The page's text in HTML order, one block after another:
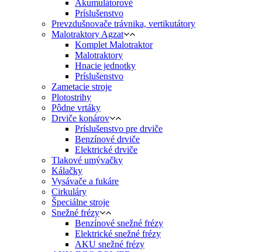
Akumulátorové
Príslušenstvo
Prevzdušnovače trávnika, vertikutátory
Malotraktory Agzat
Komplet Malotraktor
Malotraktory
Hnacie jednotky
Príslušenstvo
Zametacie stroje
Plotostrihy
Pôdne vrtáky
Drviče konárov
Príslušenstvo pre drviče
Benzínové drviče
Elektrické drviče
Tlakové umývačky
Kálačky
Vysávače a fukáre
Cirkuláry
Špeciálne stroje
Snežné frézy
Benzínové snežné frézy
Elektrické snežné frézy
AKU snežné frézy